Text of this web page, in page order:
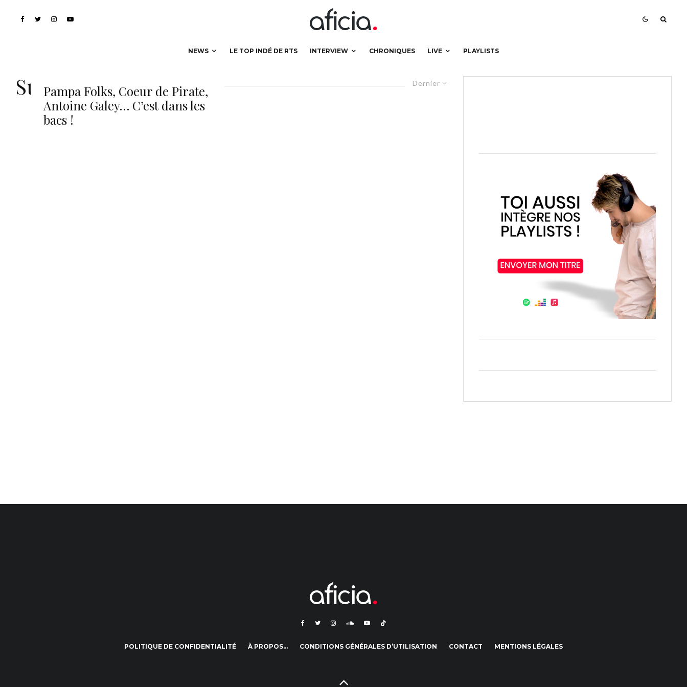
NEWS LE TOP INDÉ DE RTS INTERVIEW CHRONIQUES LIVE PLAYLISTS
Dernier
Susheela Raman
Pampa Folks, Coeur de Pirate,
Antoine Galey… C’est dans les
bacs !
POLITIQUE DE CONFIDENTIALITÉ À PROPOS… CONDITIONS GÉNÉRALES D’UTILISATION CONTACT MENTIONS LÉGALES